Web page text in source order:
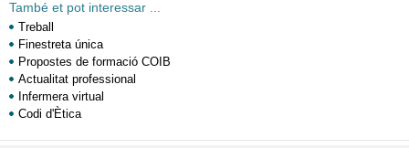
També et pot interessar ...
Treball
Finestreta única
Propostes de formació COIB
Actualitat professional
Infermera virtual
Codi d'Ètica